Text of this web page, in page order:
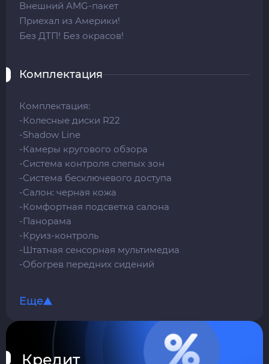
Внешний AMG-пакет
Приехал из Америки!
Без ДТП! Без окрасов!
Комплектация
Комплектация:
-Колесные диски R22
-Shadow Line
-Камеры кругового обзора
-Система контроля слепых зон
-Система бесключевого доступа
-Салон: черная кожа
-Комфортная подсветка салона
-Панорама
-Круиз-контроль
-Штатная сенсорная мультимедиа
-Обогрев передних сидений
-Привод передних сидений
-Премиальная аудиосистема Burmester
-Климат-контроль второго ряда сидений
-Третий ряд сидений в багажнике
Еще
Кредит